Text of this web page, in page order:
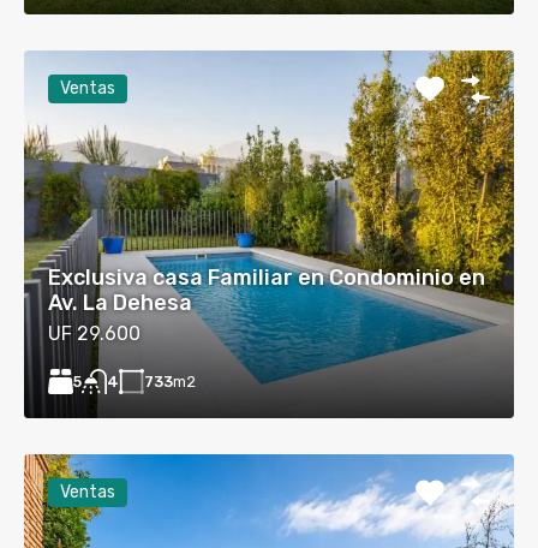
Ventas
Exclusiva casa Familiar en Condominio en
Av. La Dehesa
UF 29.600
5 4 733m2
Ventas